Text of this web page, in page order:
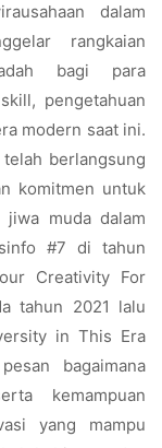
dalam
rangkaian
bagi para
pengetahuan
modern saat ini.
berlangsung
komitmen untuk
jiwa muda dalam
#7 di tahun
Creativity For
tahun 2021 lalu
in This Era
bagaimana
kemampuan
yang mampu